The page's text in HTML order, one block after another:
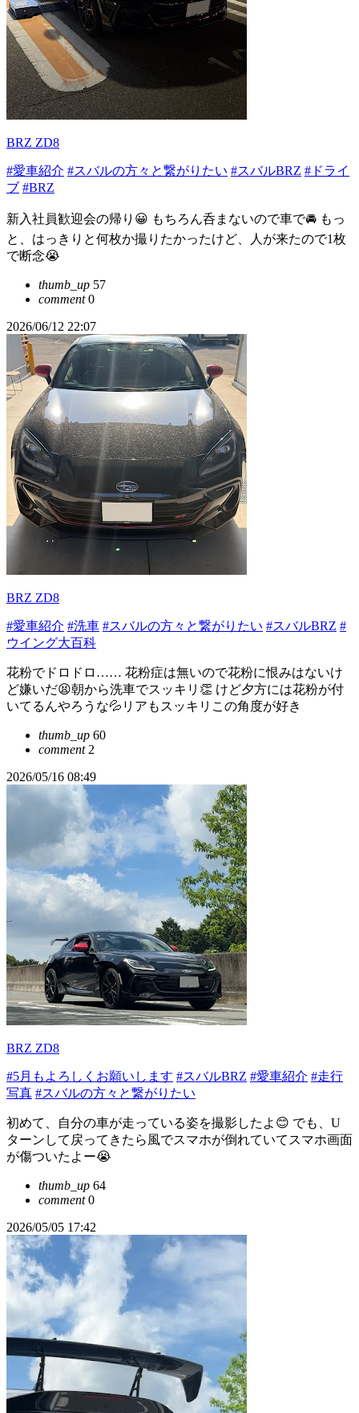
BRZ ZD8
#愛車紹介 #スバルの方々と繋がりたい #スバルBRZ #ドライ
ブ #BRZ
新入社員歓迎会の帰り😀 もちろん呑まないので車で🚘 もっ
と、はっきりと何枚か撮りたかったけど、人が来たので1枚
で断念😭
thumb_up 57
comment0
2026/06/12 22:07
BRZ ZD8
#愛車紹介 #洗車 #スバルの方々と繋がりたい #スバルBRZ #
ウイング大百科
花粉でドロドロ…… 花粉症は無いので花粉に恨みはないけ
ど嫌いだ😫朝から洗車でスッキリ👏 けど夕方には花粉が付
いてるんやろうな💦リアもスッキリこの角度が好き
thumb_up 60
comment2
2026/05/16 08:49
BRZ ZD8
#5月もよろしくお願いします #スバルBRZ #愛車紹介 #走行
写真 #スバルの方々と繋がりたい
初めて、自分の車が走っている姿を撮影したよ😊 でも、U
ターンして戻ってきたら風でスマホが倒れていてスマホ画面
が傷ついたよー😭
thumb_up 64
comment0
2026/05/05 17:42